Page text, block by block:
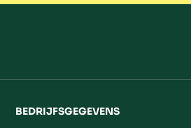
BEDRIJFSGEGEVENS